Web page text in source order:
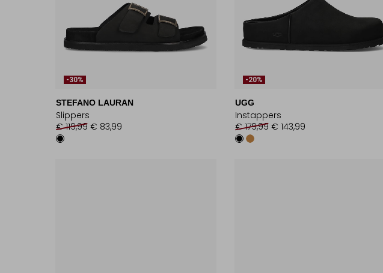
-30%
STEFANO LAURAN
Slippers
€ 119,99 € 83,99
-20%
UGG
Instappers
€ 179,99 € 143,99